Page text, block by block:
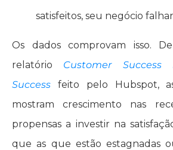
satisfeitos, seu negócio
Os dados comprovam isso.
relatório Customer Success
Success feito pelo Hubspot,
mostram crescimento nas
propensas a investir na
que as que estão estagnadas